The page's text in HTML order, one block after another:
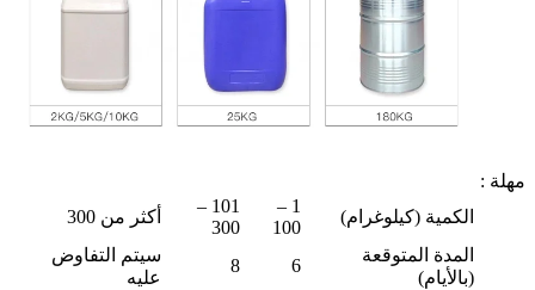
مهلة :
الكمية (كيلوغرام)
1 –
100
101 –
300
أكثر من 300
المدة المتوقعة
(بالأيام)
6
8
سيتم التفاوض
عليه